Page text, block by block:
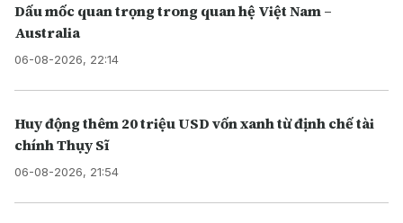
Dấu mốc quan trọng trong quan hệ Việt Nam –
Australia
06-08-2026, 22:14
Huy động thêm 20 triệu USD vốn xanh từ định chế tài
chính Thụy Sĩ
06-08-2026, 21:54